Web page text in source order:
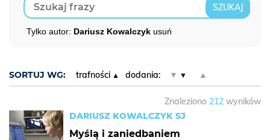
Tylko autor: Dariusz Kowalczyk usuń
SORTUJ WG: trafności dodania: ▼ ▲
Znaleziono 212 wyników
DARIUSZ KOWALCZYK SJ
Myślą i zaniedbaniem